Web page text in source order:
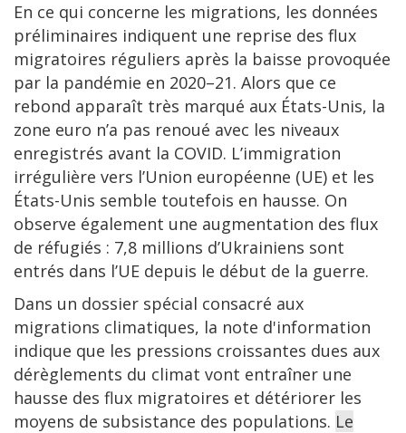
En ce qui concerne les migrations, les données
préliminaires indiquent une reprise des flux
migratoires réguliers après la baisse provoquée
par la pandémie en 2020–21. Alors que ce
rebond apparaît très marqué aux États-Unis, la
zone euro n’a pas renoué avec les niveaux
enregistrés avant la COVID. L’immigration
irrégulière vers l’Union européenne (UE) et les
États-Unis semble toutefois en hausse. On
observe également une augmentation des flux
de réfugiés : 7,8 millions d’Ukrainiens sont
entrés dans l’UE depuis le début de la guerre.
Dans un dossier spécial consacré aux
migrations climatiques, la note d'information
indique que les pressions croissantes dues aux
dérèglements du climat vont entraîner une
hausse des flux migratoires et détériorer les
moyens de subsistance des populations. Le